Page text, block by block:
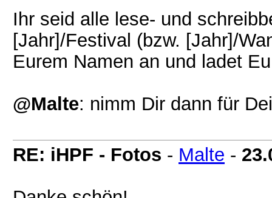
Ihr seid alle lese- und
[Jahr]/Festival (bzw. [Jahr]/
Eurem Namen an und ladet
@Malte: nimm Dir dann für
RE: iHPF - Fotos - Malte -